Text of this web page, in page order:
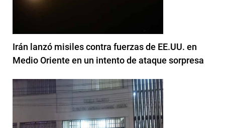
Irán lanzó misiles contra fuerzas de EE.UU. en
Medio Oriente en un intento de ataque sorpresa